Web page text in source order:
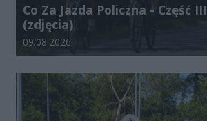
Co Za Jazda Policzna - Część III
(zdjęcia)
Data dodania galerii:
09.08.2026